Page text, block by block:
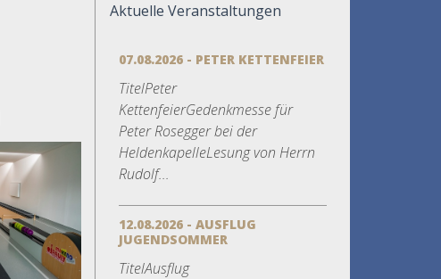
Aktuelle Veranstaltungen
07.08.2026 - PETER KETTENFEIER
TitelPeter
KettenfeierGedenkmesse für
Peter Rosegger bei der
HeldenkapelleLesung von Herrn
Rudolf...
12.08.2026 - AUSFLUG
JUGENDSOMMER
TitelAusflug